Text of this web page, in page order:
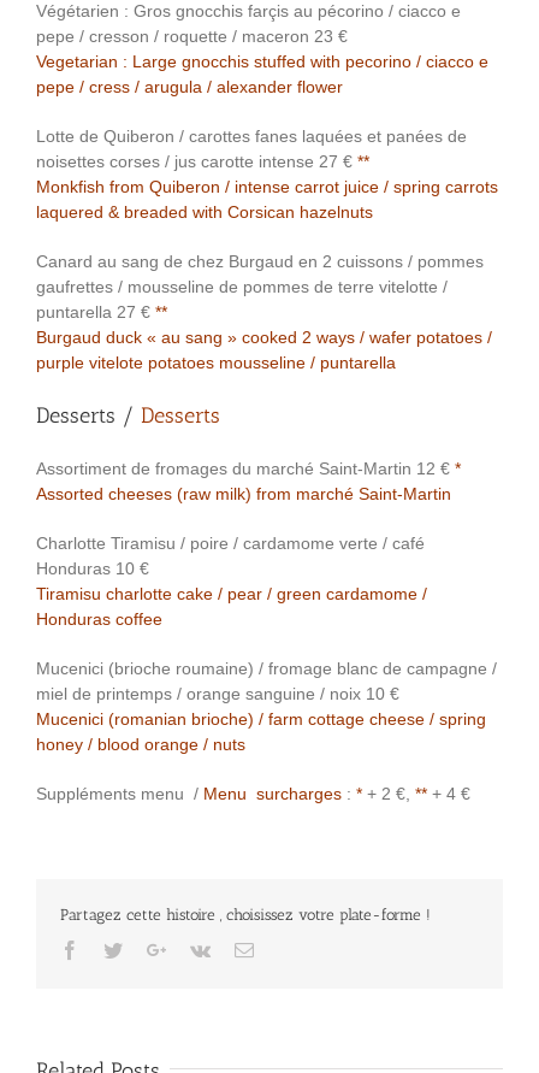
Végétarien : Gros gnocchis farçis au pécorino / ciacco e
pepe / cresson / roquette / maceron 23 €
Vegetarian : Large gnocchis stuffed with pecorino / ciacco e
pepe / cress / arugula / alexander flower
Lotte de Quiberon / carottes fanes laquées et panées de
noisettes corses / jus carotte intense 27 € **
Monkfish from Quiberon / intense carrot juice / spring carrots
laquered & breaded with Corsican hazelnuts
Canard au sang de chez Burgaud en 2 cuissons / pommes
gaufrettes / mousseline de pommes de terre vitelotte /
puntarella 27 € **
Burgaud duck « au sang » cooked 2 ways / wafer potatoes /
purple vitelote potatoes mousseline / puntarella
Desserts / Desserts
Assortiment de fromages du marché Saint-Martin 12 € *
Assorted cheeses (raw milk) from marché Saint-Martin
Charlotte Tiramisu / poire / cardamome verte / café
Honduras 10 €
Tiramisu charlotte cake / pear / green cardamome /
Honduras coffee
Mucenici (brioche roumaine) / fromage blanc de campagne /
miel de printemps / orange sanguine / noix 10 €
Mucenici (romanian brioche) / farm cottage cheese / spring
honey / blood orange / nuts
Suppléments menu / Menu surcharges : * + 2 €, ** + 4 €
Partagez cette histoire , choisissez votre plate-forme !
Facebook
TwitterGoogle+
Vk Email